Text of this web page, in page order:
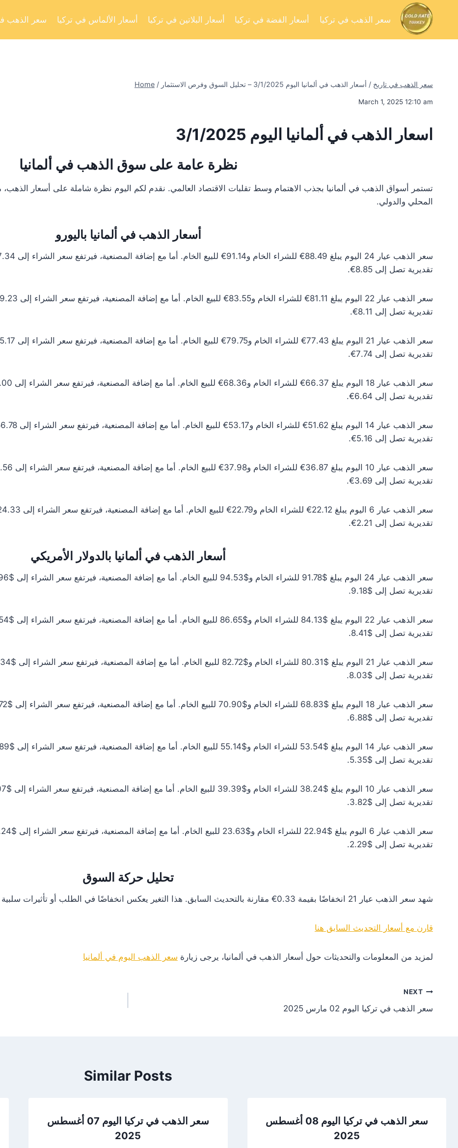
سعر الذهب أسعار الألماس في تركيا أسعار البلاتين في تركيا أسعار الفضة في تركيا سعر الذهب في تركيا
Home / سعر الذهب في تاريخ / أسعار الذهب في ألمانيا اليوم 3/1/2025 – تحليل السوق وفرص الاستثمار
March 1, 2025 12:10 am
اسعار الذهب في ألمانيا اليوم 3/1/2025
نظرة عامة على سوق الذهب في ألمانيا
تستمر أسواق الذهب في ألمانيا بجذب الاهتمام وسط تقلبات الاقتصاد العالمي. نقدم لكم اليوم نظرة شاملة على أسعار
المحلي والدولي.
أسعار الذهب في ألمانيا باليورو
تقديرية تصل إلى 8.85€.
تقديرية تصل إلى 8.11€.
تقديرية تصل إلى 7.74€.
تقديرية تصل إلى 6.64€.
تقديرية تصل إلى 5.16€.
تقديرية تصل إلى 3.69€.
تقديرية تصل إلى 2.21€.
أسعار الذهب في ألمانيا بالدولار الأمريكي
تقديرية تصل إلى $9.18.
تقديرية تصل إلى $8.41.
تقديرية تصل إلى $8.03.
تقديرية تصل إلى $6.88.
تقديرية تصل إلى $5.35.
تقديرية تصل إلى $3.82.
تقديرية تصل إلى $2.29.
تحليل حركة السوق
شهد سعر الذهب عيار 21 انخفاضًا بقيمة 0.33€ مقارنة بالتحديث السابق. هذا التغير يعكس انخفاضًا في الطلب أو تأثيرات سلبية من الأسواق العالمية.
قارن مع أسعار التحديث السابق هنا
لمزيد من المعلومات والتحديثات حول أسعار الذهب في ألمانيا، يرجى زيارة سعر الذهب اليوم في ألمانيا
NEXT
سعر الذهب في تركيا اليوم 02 مارس 2025
Similar Posts
سعر الذهب في تركيا اليوم 07 أغسطس
2025
سعر الذهب في تركيا اليوم 08 أغسطس
2025